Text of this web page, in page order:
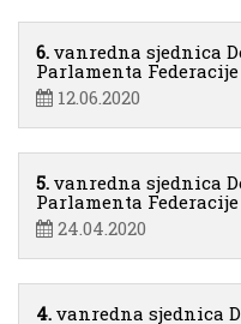
6. vanredna sjednica
Parlamenta
12.06.2020
5. vanredna sjednica
Parlamenta
24.04.2020
4. vanredna sjednica